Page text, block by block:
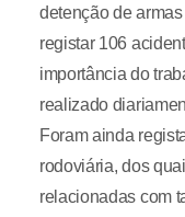
detenção de
registar 106
importância do
realizado
Foram ainda
rodoviária, dos
relacionadas com